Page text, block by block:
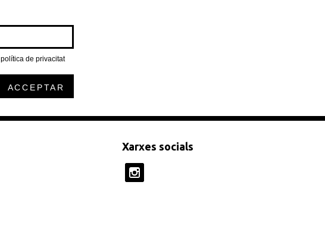
política de privacitat
ACCEPTAR
Xarxes socials